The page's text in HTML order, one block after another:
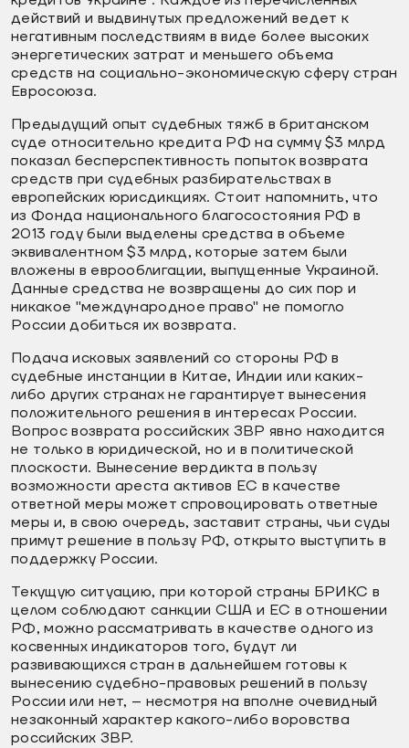
действий и выдвинутых предложений ведет к
негативным последствиям в виде более высоких
энергетических затрат и меньшего объема
средств на социально-экономическую сферу стран
Евросоюза.
Предыдущий опыт судебных тяжб в британском
суде относительно кредита РФ на сумму $3 млрд
показал бесперспективность попыток возврата
средств при судебных разбирательствах в
европейских юрисдикциях. Стоит напомнить, что
из Фонда национального благосостояния РФ в
2013 году были выделены средства в объеме
эквивалентном $3 млрд, которые затем были
вложены в еврооблигации, выпущенные Украиной.
Данные средства не возвращены до сих пор и
никакое "международное право" не помогло
России добиться их возврата.
Подача исковых заявлений со стороны РФ в
судебные инстанции в Китае, Индии или каких-
либо других странах не гарантирует вынесения
положительного решения в интересах России.
Вопрос возврата российских ЗВР явно находится
не только в юридической, но и в политической
плоскости. Вынесение вердикта в пользу
возможности ареста активов ЕС в качестве
ответной меры может спровоцировать ответные
меры и, в свою очередь, заставит страны, чьи суды
примут решение в пользу РФ, открыто выступить в
поддержку России.
Текущую ситуацию, при которой страны БРИКС в
целом соблюдают санкции США и ЕС в отношении
РФ, можно рассматривать в качестве одного из
косвенных индикаторов того, будут ли
развивающихся стран в дальнейшем готовы к
вынесению судебно-правовых решений в пользу
России или нет, – несмотря на вполне очевидный
незаконный характер какого-либо воровства
российских ЗВР.